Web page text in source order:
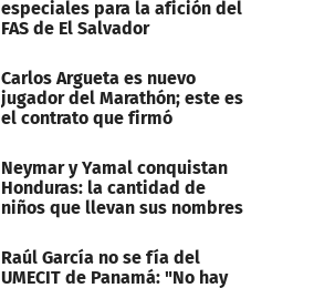
especiales para la afición del
FAS de El Salvador
Carlos Argueta es nuevo
jugador del Marathón; este es
el contrato que firmó
Neymar y Yamal conquistan
Honduras: la cantidad de
niños que llevan sus nombres
Raúl García no se fía del
UMECIT de Panamá: "No hay